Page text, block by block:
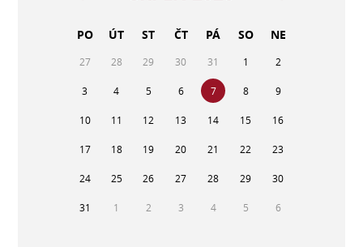
PO ÚT ST ČT PÁ SO NE
27 28 29 30 31 1 2
3 4 5 6 7 8 9
10 11 12 13 14 15 16
17 18 19 20 21 22 23
24 25 26 27 28 29 30
31 1 2 3 4 5 6